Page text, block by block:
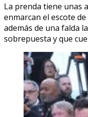
La prenda tiene unas
enmarcan el escote
además de una falda
sobrepuesta y que